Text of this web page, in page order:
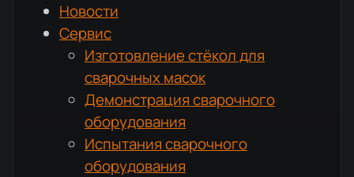
Новости
Сервис
Изготовление стёкол для
сварочных масок
Демонстрация сварочного
оборудования
Испытания сварочного
оборудования